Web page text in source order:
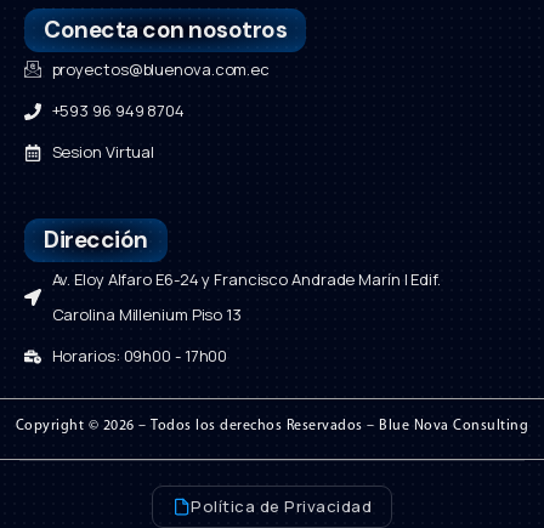
Conecta con nosotros
proyectos@bluenova.com.ec
+593 96 949 8704
Sesion Virtual
Dirección
Av. Eloy Alfaro E6-24 y Francisco Andrade Marín | Edif.
Carolina Millenium Piso 13
Horarios: 09h00 - 17h00
Copyright © 2026 – Todos los derechos Reservados – Blue Nova Consulting
Política de Privacidad